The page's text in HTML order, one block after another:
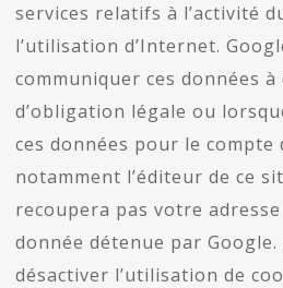
services relatifs à l’activité
l’utilisation d’Internet.
communiquer ces données à
d’obligation légale ou
ces données pour le compte
notamment l’éditeur de ce
recoupera pas votre
donnée détenue par Google.
désactiver l’utilisation de